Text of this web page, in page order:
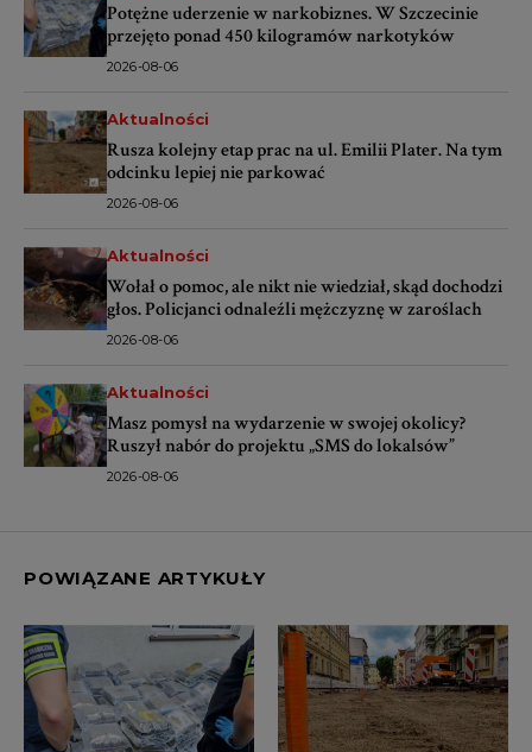
Potężne uderzenie w narkobiznes. W Szczecinie
przejęto ponad 450 kilogramów narkotyków
2026-08-06
Aktualności
Rusza kolejny etap prac na ul. Emilii Plater. Na tym
odcinku lepiej nie parkować
2026-08-06
Aktualności
Wołał o pomoc, ale nikt nie wiedział, skąd dochodzi
głos. Policjanci odnaleźli mężczyznę w zaroślach
2026-08-06
Aktualności
Masz pomysł na wydarzenie w swojej okolicy?
Ruszył nabór do projektu „SMS do lokalsów”
2026-08-06
POWIĄZANE ARTYKUŁY